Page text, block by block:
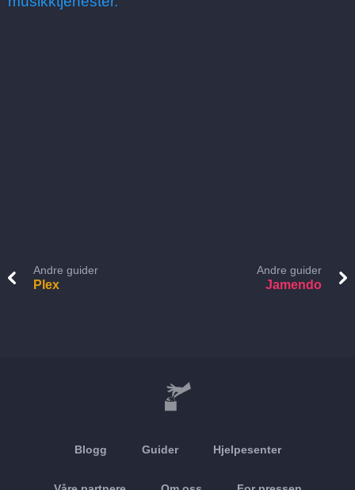
Andre guider
Plex
Andre guider
Jamendo
Blogg Guider Hjelpesenter